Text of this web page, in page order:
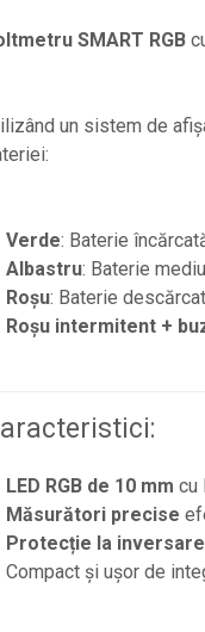
SMART RGB
un sistem de
Verde: Baterie
Albastru: Baterie
Roșu: Baterie
Roșu intermitent +
LED RGB de 10 mm cu
Măsurători precise
Protecție la
Compact și ușor de